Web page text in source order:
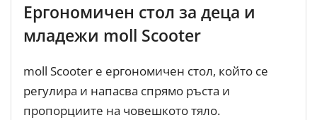
Ергономичен стол за деца и
младежи moll Scooter
moll Scooter е ергономичен стол, който се
регулира и напасва спрямо ръста и
пропорциите на човешкото тяло.